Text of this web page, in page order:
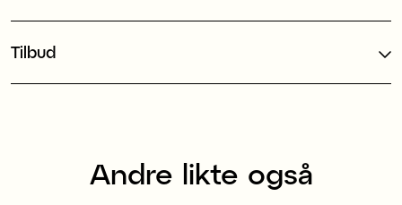
Tilbud
Andre likte også